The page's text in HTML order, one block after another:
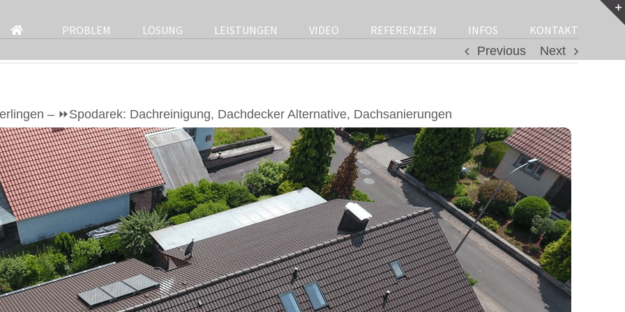
PROBLEM LÖSUNG LEISTUNGEN VIDEO REFERENZEN INFOS
KONTAKT
Previous
Next
– ⏩Spodarek: Dachreinigung, Dachdecker Alternative, Dachsanierungen